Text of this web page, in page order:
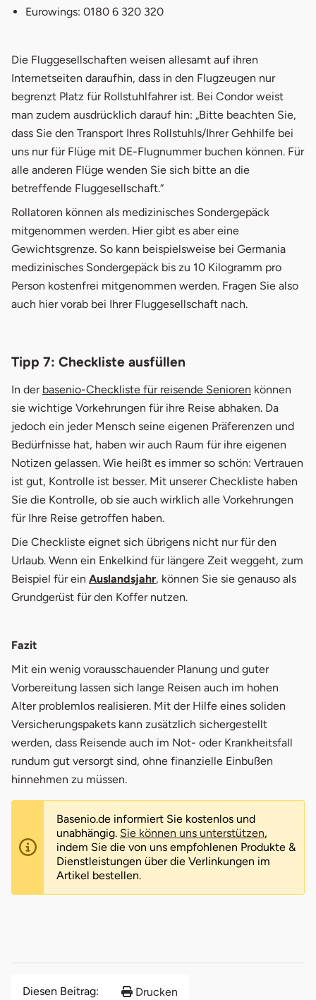
Eurowings: 0180 6 320 320
Die Fluggesellschaften weisen allesamt auf ihren
Internetseiten daraufhin, dass in den Flugzeugen nur
begrenzt Platz für Rollstuhlfahrer ist. Bei Condor weist
man zudem ausdrücklich darauf hin: „Bitte beachten Sie,
dass Sie den Transport Ihres Rollstuhls/Ihrer Gehhilfe bei
uns nur für Flüge mit DE-Flugnummer buchen können. Für
alle anderen Flüge wenden Sie sich bitte an die
betreffende Fluggesellschaft.“
Rollatoren können als medizinisches Sondergepäck
mitgenommen werden. Hier gibt es aber eine
Gewichtsgrenze. So kann beispielsweise bei Germania
medizinisches Sondergepäck bis zu 10 Kilogramm pro
Person kostenfrei mitgenommen werden. Fragen Sie also
auch hier vorab bei Ihrer Fluggesellschaft nach.
Tipp 7: Checkliste ausfüllen
In der basenio-Checkliste für reisende Senioren können
sie wichtige Vorkehrungen für ihre Reise abhaken. Da
jedoch ein jeder Mensch seine eigenen Präferenzen und
Bedürfnisse hat, haben wir auch Raum für ihre eigenen
Notizen gelassen. Wie heißt es immer so schön: Vertrauen
ist gut, Kontrolle ist besser. Mit unserer Checkliste haben
Sie die Kontrolle, ob sie auch wirklich alle Vorkehrungen
für Ihre Reise getroffen haben.
Die Checkliste eignet sich übrigens nicht nur für den
Urlaub. Wenn ein Enkelkind für längere Zeit weggeht, zum
Beispiel für ein Auslandsjahr, können Sie sie genauso als
Grundgerüst für den Koffer nutzen.
Fazit
Mit ein wenig vorausschauender Planung und guter
Vorbereitung lassen sich lange Reisen auch im hohen
Alter problemlos realisieren. Mit der Hilfe eines soliden
Versicherungspakets kann zusätzlich sichergestellt
werden, dass Reisende auch im Not- oder Krankheitsfall
rundum gut versorgt sind, ohne finanzielle Einbußen
hinnehmen zu müssen.
Basenio.de informiert Sie kostenlos und
unabhängig. Sie können uns unterstützen,
indem Sie die von uns empfohlenen Produkte &
Dienstleistungen über die Verlinkungen im
Artikel bestellen.
Diesen Beitrag: Drucken